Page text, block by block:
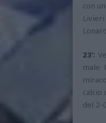
con
Livieri
23’:
male
calcio
del 2-